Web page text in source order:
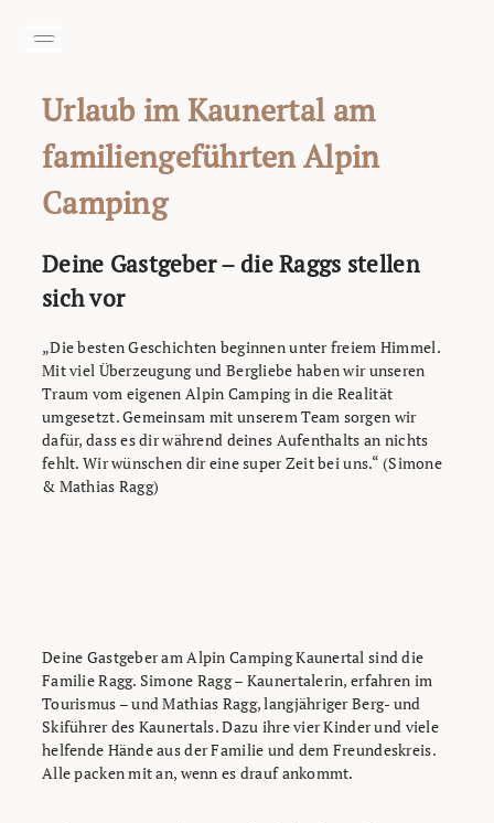
Urlaub im Kaunertal am
familiengeführten Alpin
Camping
Deine Gastgeber – die Raggs stellen
sich vor
„Die besten Geschichten beginnen unter freiem Himmel.
Mit viel Überzeugung und Bergliebe haben wir unseren
Traum vom eigenen Alpin Camping in die Realität
umgesetzt. Gemeinsam mit unserem Team sorgen wir
dafür, dass es dir während deines Aufenthalts an nichts
fehlt. Wir wünschen dir eine super Zeit bei uns.“ (Simone
& Mathias Ragg)
Deine Gastgeber am Alpin Camping Kaunertal sind die
Familie Ragg. Simone Ragg – Kaunertalerin, erfahren im
Tourismus – und Mathias Ragg, langjähriger Berg- und
Skiführer des Kaunertals. Dazu ihre vier Kinder und viele
helfende Hände aus der Familie und dem Freundeskreis.
Alle packen mit an, wenn es drauf ankommt.